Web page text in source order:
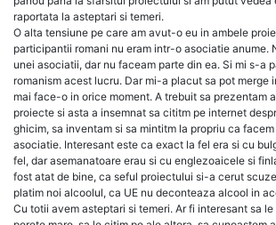
raportata la asteptari si temeri.
O alta tensiune pe care am avut-o eu in ambele
participantii romani nu eram intr-o asociatie anume.
unei asociatii, dar nu faceam parte din ea. Si mi s-a
romanism acest lucru. Dar mi-a placut sa pot merge
mai face-o in orice moment. A trebuit sa prezentam
proiecte si asta a insemnat sa cititm pe internet
ghicim, sa inventam si sa mintitm la propriu ca
asociatie. Interesant este ca exact la fel era si cu
fel, dar asemanatoare erau si cu englezoaicele si
fost atat de bine, ca seful proiectului si-a cerut
platim noi alcoolul, ca UE nu deconteaza alcool in
Cu totii avem asteptari si temeri. Ar fi interesant sa